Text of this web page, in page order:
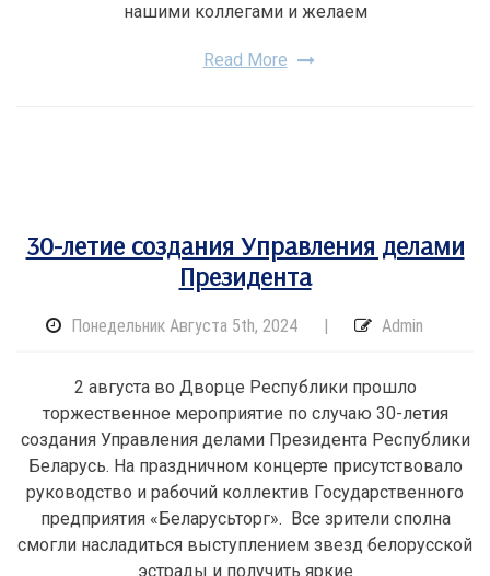
нашими коллегами и желаем
Read More
30-летие создания Управления делами
Президента
Понедельник Августа 5th, 2024 | Admin
2 августа во Дворце Республики прошло
торжественное мероприятие по случаю 30-летия
создания Управления делами Президента Республики
Беларусь. На праздничном концерте присутствовало
руководство и рабочий коллектив Государственного
предприятия «Беларусьторг». Все зрители сполна
смогли насладиться выступлением звезд белорусской
эстрады и получить яркие